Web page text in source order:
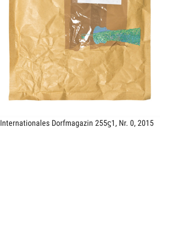
Internationales Dorfmagazin 255ϛ1, Nr. 0, 2015